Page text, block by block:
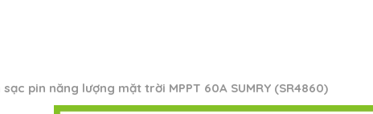
sạc pin năng lượng mặt trời MPPT 60A SUMRY (SR4860)